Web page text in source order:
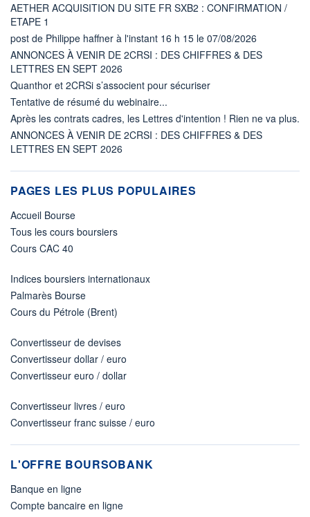
AETHER ACQUISITION DU SITE FR SXB2 : CONFIRMATION /
ETAPE 1
post de Philippe haffner à l'instant 16 h 15 le 07/08/2026
ANNONCES À VENIR DE 2CRSI : DES CHIFFRES & DES
LETTRES EN SEPT 2026
Quanthor et 2CRSi s’associent pour sécuriser
Tentative de résumé du webinaire...
Après les contrats cadres, les Lettres d'intention ! Rien ne va plus.
ANNONCES À VENIR DE 2CRSI : DES CHIFFRES & DES
LETTRES EN SEPT 2026
PAGES LES PLUS POPULAIRES
Accueil Bourse
Tous les cours boursiers
Cours CAC 40
Indices boursiers internationaux
Palmarès Bourse
Cours du Pétrole (Brent)
Convertisseur de devises
Convertisseur dollar / euro
Convertisseur euro / dollar
Convertisseur livres / euro
Convertisseur franc suisse / euro
L'OFFRE BOURSOBANK
Banque en ligne
Compte bancaire en ligne